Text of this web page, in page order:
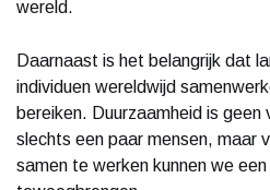
wereld.
Daarnaast is het belangrijk dat
individuen wereldwijd
bereiken. Duurzaamheid is
slechts een paar mensen, maar
samen te werken kunnen we